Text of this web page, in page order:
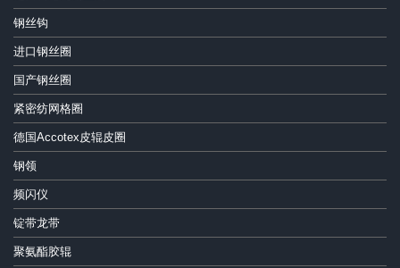
钢丝钩
进口钢丝圈
国产钢丝圈
紧密纺网格圈
德国Accotex皮辊皮圈
钢领
频闪仪
锭带龙带
聚氨酯胶辊